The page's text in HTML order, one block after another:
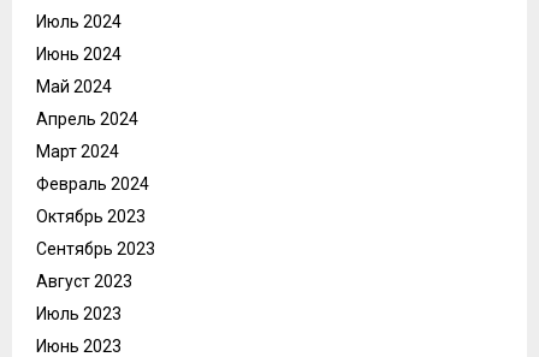
Июль 2024
Июнь 2024
Май 2024
Апрель 2024
Март 2024
Февраль 2024
Октябрь 2023
Сентябрь 2023
Август 2023
Июль 2023
Июнь 2023